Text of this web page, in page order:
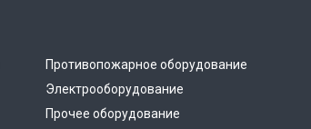
Противопожарное оборудование
Электрооборудование
Прочее оборудование